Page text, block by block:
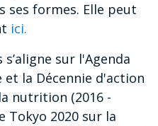
formes. Elle peut
ici.
sur l'Agenda
et la Décennie d'action
nutrition (2016 -
Tokyo 2020 sur la